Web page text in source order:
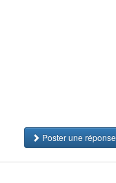
Poster une réponse